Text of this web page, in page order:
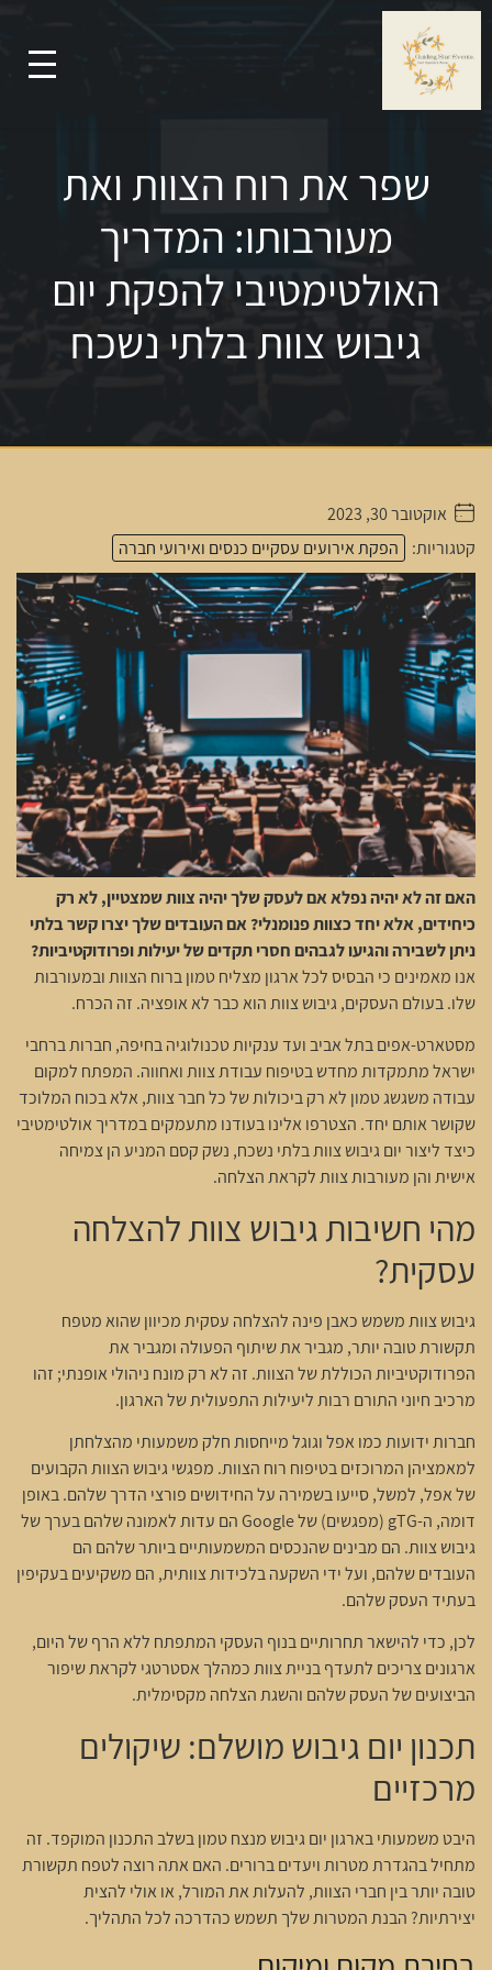
שפר את רוח הצוות ואת
מעורבותו: המדריך
האולטימטיבי להפקת יום
גיבוש צוות בלתי נשכח
. . . . .אוקטובר 30, 2023
קטגוריות:
הפקת אירועים עסקיים כנסים ואירועי חברה
האם זה לא יהיה נפלא אם לעסק שלך יהיה צוות שמצטיין, לא רק
כיחידים, אלא יחד כצוות פנומנלי? אם העובדים שלך יצרו קשר בלתי
ניתן לשבירה והגיעו לגבהים חסרי תקדים של יעילות ופרודוקטיביות?
אנו מאמינים כי הבסיס לכל ארגון מצליח טמון ברוח הצוות ובמעורבות
שלו. בעולם העסקים, גיבוש צוות הוא כבר לא אופציה. זה הכרח.
מסטארט-אפים בתל אביב ועד ענקיות טכנולוגיה בחיפה, חברות ברחבי
ישראל מתמקדות מחדש בטיפוח עבודת צוות ואחווה. המפתח למקום
עבודה משגשג טמון לא רק ביכולות של כל חבר צוות, אלא בכוח המלוכד
שקושר אותם יחד. הצטרפו אלינו בעודנו מתעמקים במדריך אולטימטיבי
כיצד ליצור יום גיבוש צוות בלתי נשכח, נשק קסם המניע הן צמיחה
אישית והן מעורבות צוות לקראת הצלחה.
מהי חשיבות גיבוש צוות להצלחה
עסקית?
גיבוש צוות משמש כאבן פינה להצלחה עסקית מכיוון שהוא מטפח
תקשורת טובה יותר, מגביר את שיתוף הפעולה ומגביר את
הפרודוקטיביות הכוללת של הצוות. זה לא רק מונח ניהולי אופנתי; זהו
מרכיב חיוני התורם רבות ליעילות התפעולית של הארגון.
חברות ידועות כמו אפל וגוגל מייחסות חלק משמעותי מהצלחתן
למאמציהן המרוכזים בטיפוח רוח הצוות. מפגשי גיבוש הצוות הקבועים
של אפל, למשל, סייעו בשמירה על החידושים פורצי הדרך שלהם. באופן
דומה, ה-gTG (מפגשים) של Google הם עדות לאמונה שלהם בערך של
גיבוש צוות. הם מבינים שהנכסים המשמעותיים ביותר שלהם הם
העובדים שלהם, ועל ידי השקעה בלכידות צוותית, הם משקיעים בעקיפין
בעתיד העסק שלהם.
לכן, כדי להישאר תחרותיים בנוף העסקי המתפתח ללא הרף של היום,
ארגונים צריכים לתעדף בניית צוות כמהלך אסטרטגי לקראת שיפור
הביצועים של העסק שלהם והשגת הצלחה מקסימלית.
תכנון יום גיבוש מושלם: שיקולים
מרכזיים
היבט משמעותי בארגון יום גיבוש מנצח טמון בשלב התכנון המוקפד. זה
מתחיל בהגדרת מטרות ויעדים ברורים. האם אתה רוצה לטפח תקשורת
טובה יותר בין חברי הצוות, להעלות את המורל, או אולי להצית
יצירתיות? הבנת המטרות שלך תשמש כהדרכה לכל התהליך.